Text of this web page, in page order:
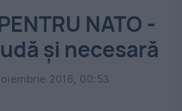
NATO -
și necesară
2016, 00:53